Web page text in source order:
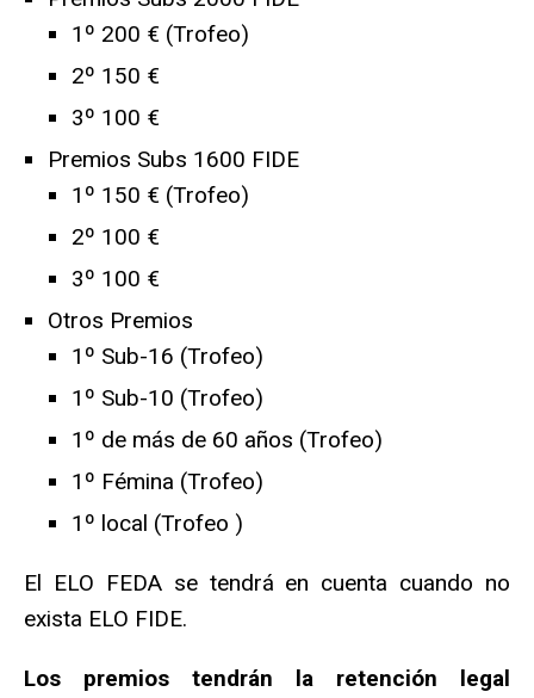
1º 200 € (Trofeo)
2º 150 €
3º 100 €
Premios Subs 1600 FIDE
1º 150 € (Trofeo)
2º 100 €
3º 100 €
Otros Premios
1º Sub-16 (Trofeo)
1º Sub-10 (Trofeo)
1º de más de 60 años (Trofeo)
1º Fémina (Trofeo)
1º local (Trofeo )
El ELO FEDA se tendrá en cuenta cuando no
exista ELO FIDE.
Los premios tendrán la retención legal